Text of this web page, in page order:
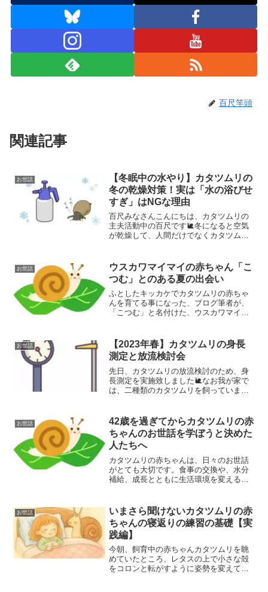
百尺竿頭
関連記事
お世話
【冬眠中の水やり】カタツムリの
冬の乾燥対策！実は「水の浴びせ
すぎ」はNGな理由
百尺みなさんこんにちは、カタツムリの
主夫活動中の百尺です🐌冬になると空気
が乾燥して、人間だけでなくカタツムリ
べき？」「乾燥して死んでしまわないか
心配……」と悩んでいま...
お世話
ウスカワマイマイの赤ちゃん「こ
つむ」とのある夏の出会い
ふとしたキッカケでカタツムリの赤ちゃ
んを育てる事になった、ブログ筆者が、
「こつむ」と名付けた、ウスカワマイマ
お世話
【2023年春】カタツムリの身長
測定と放流検討会
先日、カタツムリの放流検討のため、身
長測定を実施致しました🐌なお我が家で
は、二種類のカタツムリを飼っていま
です。数は、ウスカワマイマイが30匹〜
50匹で、名前は全部「こ...
お世話
42歳を過ぎてからカタツムリの赤
ちゃんのお世話を学ぼうと決めた
人たちへ
カタツムリの赤ちゃんは、日々のお世話
がとても大切です。食事の交換や、水分
補給、成長とともに生活環境を変えるな
欲カタツムリの赤ちゃんは、食欲が旺盛
です😋我が家では、カタツ...
お世話
いまさら聞けないカタツムリの赤
ちゃんの寝返りの練習の基礎【実
践編】
今朝、飼育中の赤ちゃんカタツムリを眺
めていたところ、レタスの上で小さな殻
をコロンと転がすように姿勢を変えてい